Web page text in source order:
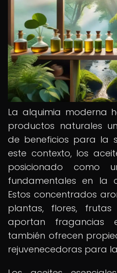
La alquimia moderna
productos naturales
de beneficios para la
este contexto, los
posicionado como
fundamentales en la
Estos concentrados
plantas, flores,
aportan fragancias
también ofrecen
rejuvenecedoras para